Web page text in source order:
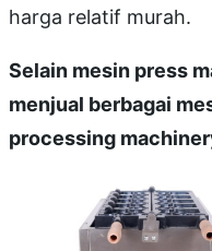
harga relatif murah.
Selain mesin press
menjual berbagai
processing